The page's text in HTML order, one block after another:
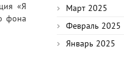
«Я
фона
Март 2025
Февраль 2025
Январь 2025